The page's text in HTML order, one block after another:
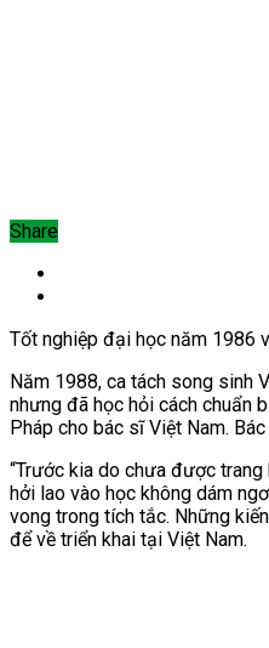
Share
Tốt nghiệp đại học năm 1986
Năm 1988, ca tách song sinh
nhưng đã học hỏi cách chuẩn
Pháp cho bác sĩ Việt Nam.
“Trước kia do chưa được
hởi lao vào học không dám
vong trong tích tắc. Những
để về triển khai tại Việt Nam.